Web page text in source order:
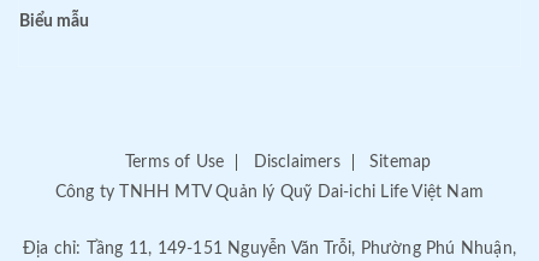
Biểu mẫu
Terms of Use Disclaimers
Sitemap
Công ty TNHH MTV Quản lý Quỹ Dai-ichi Life Việt Nam
Địa chỉ: Tầng 11, 149-151 Nguyễn Văn Trỗi, Phường Phú Nhuận,